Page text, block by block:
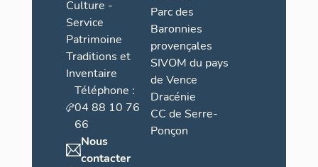
Culture -
Service
Patrimoine
Traditions et
Inventaire
Téléphone :
04 88 10 76
66
Nous
contacter
Parc des
Baronnies
provençales
SIVOM du pays
de Vence
Dracénie
CC de Serre-
Ponçon